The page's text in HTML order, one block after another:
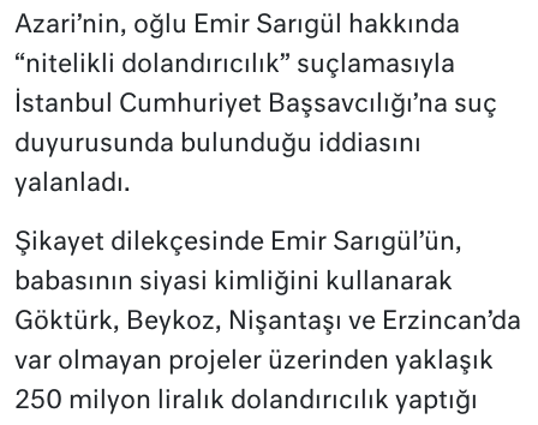
Azari’nin, oğlu Emir Sarıgül hakkında
“nitelikli dolandırıcılık” suçlamasıyla
İstanbul Cumhuriyet Başsavcılığı’na suç
duyurusunda bulunduğu iddiasını
yalanladı.
Şikayet dilekçesinde Emir Sarıgül’ün,
babasının siyasi kimliğini kullanarak
Göktürk, Beykoz, Nişantaşı ve Erzincan’da
var olmayan projeler üzerinden yaklaşık
250 milyon liralık dolandırıcılık yaptığı